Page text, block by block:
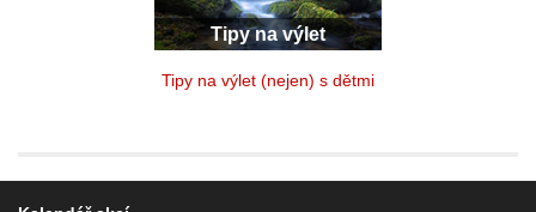
Tipy na výlet
Tipy na výlet (nejen) s dětmi